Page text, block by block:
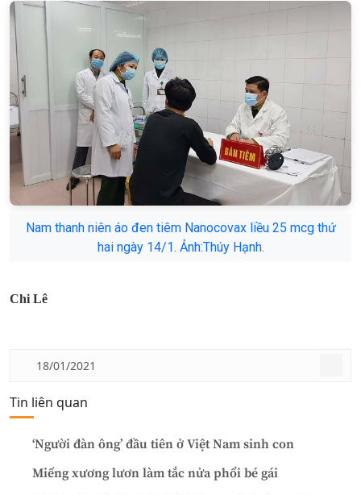
Nam thanh niên áo đen tiêm Nanocovax liều 25 mcg thứ
hai ngày 14/1. Ảnh:Thúy Hạnh.
Chi Lê
18/01/2021
Tin liên quan
‘Người đàn ông’ đầu tiên ở Việt Nam sinh con
Miếng xương lươn làm tắc nửa phổi bé gái